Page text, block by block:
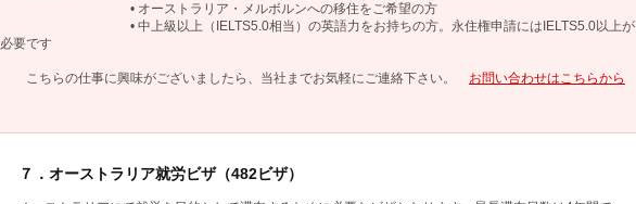
• オーストラリア・メルボルンへの移住をご希望の方
• 中上級以上（IELTS5.0相当）の英語力をお持ちの方。永住権申請にはIELTS5.0以上が
必要です
こちらの仕事に興味がございましたら、当社までお気軽にご連絡下さい。 お問い合わせはこちらから
７．オーストラリア就労ビザ（482ビザ）